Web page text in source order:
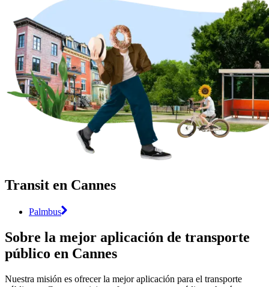
Transit en Cannes
Palmbus
Sobre la mejor aplicación de transporte
público en Cannes
Nuestra misión es ofrecer la mejor aplicación para el transporte